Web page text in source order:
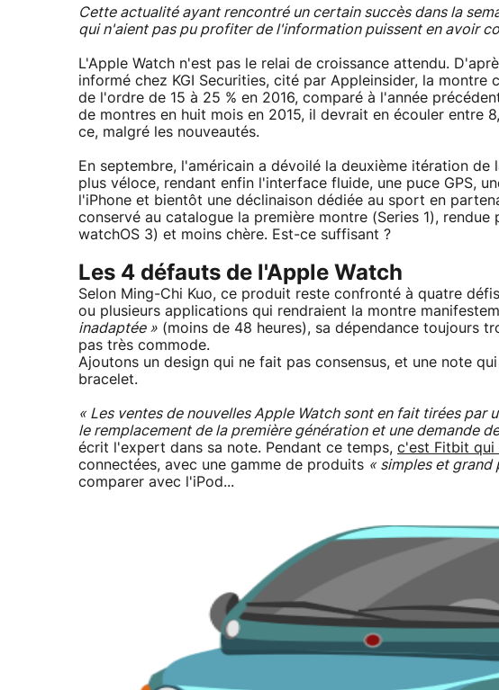
Cette actualité ayant rencontré un certain succès dans la
qui n'aient pas pu profiter de l'information puissent en avoir
L'Apple Watch n'est pas le relai de croissance attendu.
informé chez KGI Securities, cité par Appleinsider, la
de l'ordre de 15 à 25 % en 2016, comparé à l'année
de montres en huit mois en 2015, il devrait en écouler entre
ce, malgré les nouveautés.
En septembre, l'américain a dévoilé la deuxième itération de
plus véloce, rendant enfin l'interface fluide, une puce GPS,
l'iPhone et bientôt une déclinaison dédiée au sport en
conservé au catalogue la première montre (Series 1),
watchOS 3) et moins chère. Est-ce suffisant ?
Les 4 défauts de l'Apple Watch
Selon Ming-Chi Kuo, ce produit reste confronté à quatre
ou plusieurs applications qui rendraient la montre
inadaptée » (moins de 48 heures), sa dépendance toujours
pas très commode.
Ajoutons un design qui ne fait pas consensus, et une note
bracelet.
« Les ventes de nouvelles Apple Watch sont en fait tirées par
le remplacement de la première génération et une demande
écrit l'expert dans sa note. Pendant ce temps, c'est Fitbit qui
connectées, avec une gamme de produits « simples et grand
comparer avec l'iPod...